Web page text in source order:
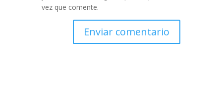
vez que comente.